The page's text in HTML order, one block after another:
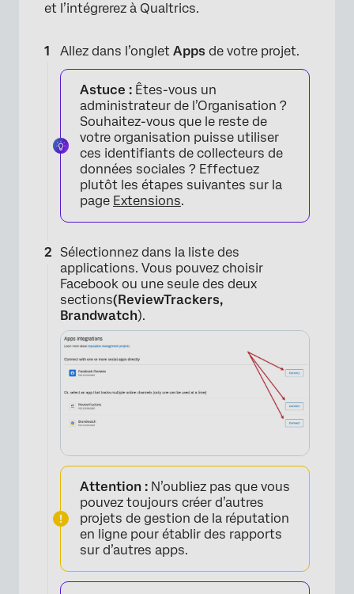
×
et l’intégrerez à Qualtrics.
Allez dans l’onglet Apps de votre projet.
Astuce : Êtes-vous un
administrateur de l’Organisation ?
Souhaitez-vous que le reste de
votre organisation puisse utiliser
ces identifiants de collecteurs de
données sociales ? Effectuez
plutôt les étapes suivantes sur la
page Extensions.
Sélectionnez dans la liste des
applications. Vous pouvez choisir
Facebook ou une seule des deux
sections(ReviewTrackers,
Brandwatch).
Attention : N’oubliez pas que vous
pouvez toujours créer d’autres
projets de gestion de la réputation
en ligne pour établir des rapports
sur d’autres apps.